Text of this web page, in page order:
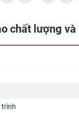
chất lượng và
trình